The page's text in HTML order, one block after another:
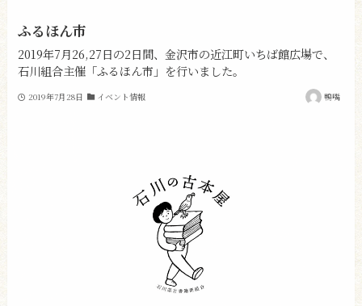
ふるほん市
2019年7月26,27日の2日間、金沢市の近江町いちば館広場で、
石川組合主催「ふるほん市」を行いました。
2019年7月28日 イベント情報 鴨嘴